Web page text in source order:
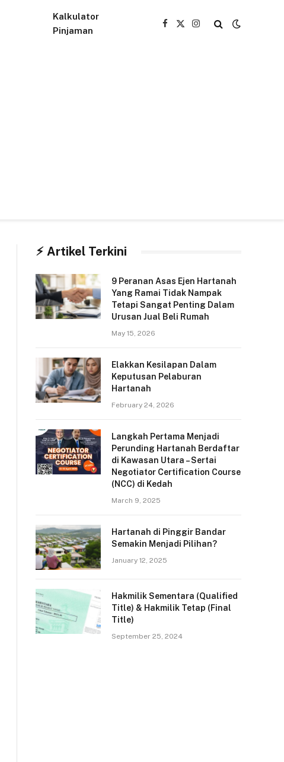
Kalkulator
Pinjaman
Facebook
X
Instagram
⚡︎ Artikel Terkini
9 Peranan Asas Ejen Hartanah
Yang Ramai Tidak Nampak
Tetapi Sangat Penting Dalam
Urusan Jual Beli Rumah
May 15, 2026
Elakkan Kesilapan Dalam
Keputusan Pelaburan
Hartanah
February 24, 2026
Langkah Pertama Menjadi
Perunding Hartanah Berdaftar
di Kawasan Utara – Sertai
Negotiator Certification Course
(NCC) di Kedah
March 9, 2025
Hartanah di Pinggir Bandar
Semakin Menjadi Pilihan?
January 12, 2025
Hakmilik Sementara (Qualified
Title) & Hakmilik Tetap (Final
Title)
September 25, 2024